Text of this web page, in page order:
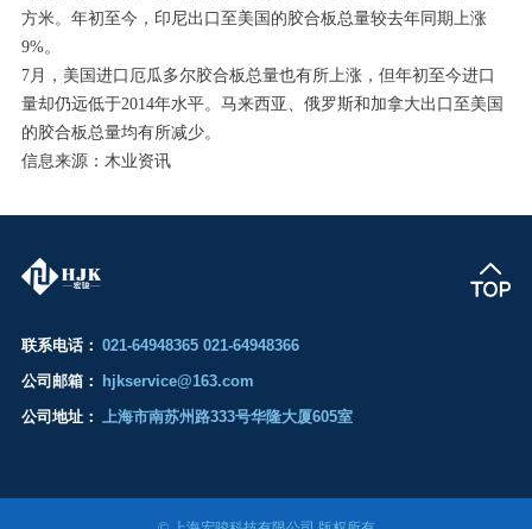
方米。年初至今，印尼出口至美国的胶合板总量较去年同期上涨
9%。
7月，美国进口厄瓜多尔胶合板总量也有所上涨，但年初至今进口
量却仍远低于2014年水平。马来西亚、俄罗斯和加拿大出口至美国
的胶合板总量均有所减少。
信息来源：木业资讯
联系电话： 021-64948365 021-64948366
公司邮箱： hjkservice@163.com
公司地址：
上海市南苏州路333号华隆大厦605室